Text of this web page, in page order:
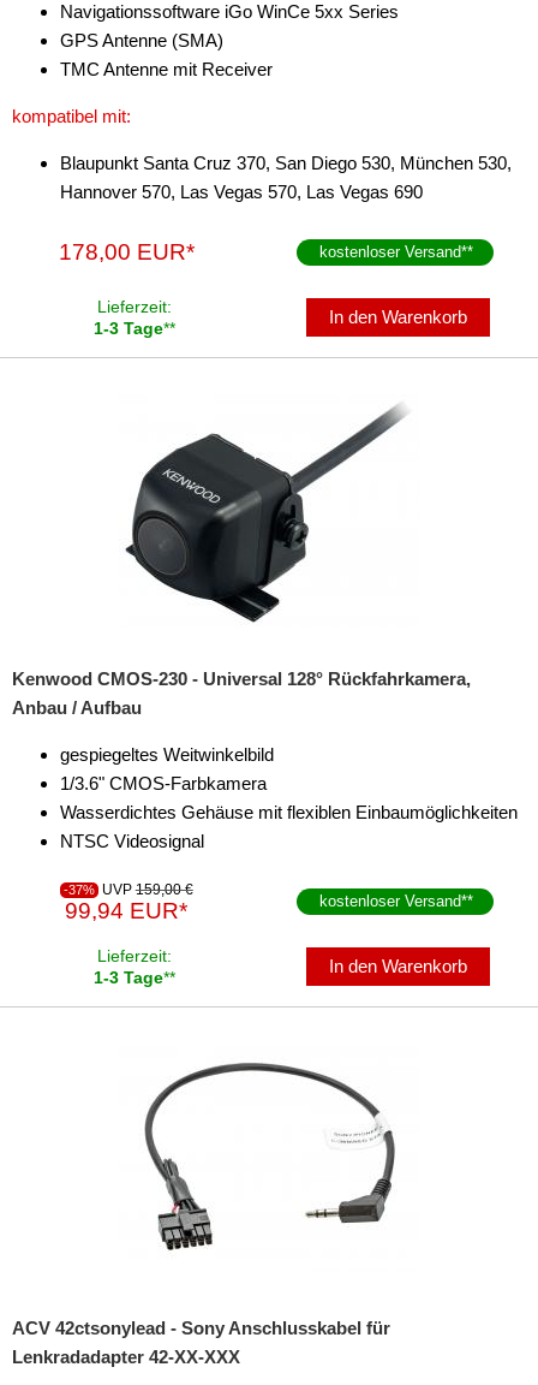
Navigationssoftware iGo WinCe 5xx Series
GPS Antenne (SMA)
TMC Antenne mit Receiver
kompatibel mit:
Blaupunkt Santa Cruz 370, San Diego 530, München 530,
Hannover 570, Las Vegas 570, Las Vegas 690
178,00 EUR* kostenloser Versand**
Lieferzeit:
1-3 Tage**
In den Warenkorb
Kenwood CMOS-230 - Universal 128° Rückfahrkamera,
Anbau / Aufbau
gespiegeltes Weitwinkelbild
1/3.6" CMOS-Farbkamera
Wasserdichtes Gehäuse mit flexiblen Einbaumöglichkeiten
NTSC Videosignal
-37% UVP 159,00 €
99,94 EUR* kostenloser Versand**
Lieferzeit:
1-3 Tage**
In den Warenkorb
ACV 42ctsonylead - Sony Anschlusskabel für
Lenkradadapter 42-XX-XXX